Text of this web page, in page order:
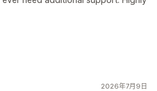
2026年7月9日